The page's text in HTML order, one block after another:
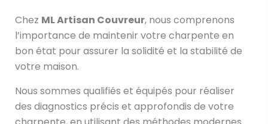
Chez ML Artisan Couvreur, nous comprenons
l’importance de maintenir votre charpente en
bon état pour assurer la solidité et la stabilité de
votre maison.
Nous sommes qualifiés et équipés pour réaliser
des diagnostics précis et approfondis de votre